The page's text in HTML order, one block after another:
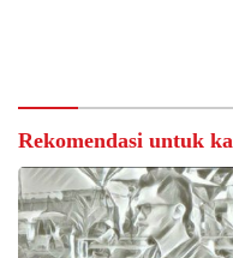
Rekomendasi untuk